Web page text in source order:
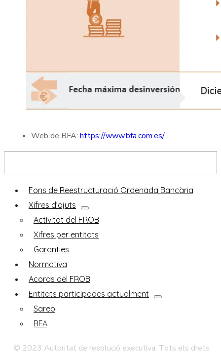
Web de BFA: https://www.bfa.com.es/
Fons de Reestructuració Ordenada Bancària
Xifres d’ajuts
Activitat del FROB
Xifres per entitats
Garanties
Normativa
Acords del FROB
Entitats participades actualment
Sareb
BFA
© 2023 Autoritat de resolució executiva. Tots els drets